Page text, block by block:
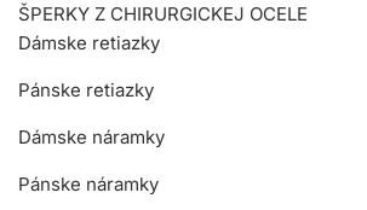
ŠPERKY Z CHIRURGICKEJ OCELE
Dámske retiazky
Pánske retiazky
Dámske náramky
Pánske náramky